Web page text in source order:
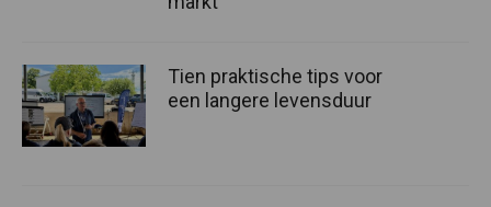
Tien praktische tips voor
een langere levensduur